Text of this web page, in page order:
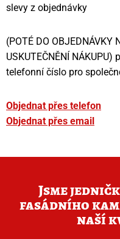
slevy z objednávky
(POTÉ DO OBJEDNÁVKY
USKUTEČNĚNÍ
telefonní číslo pro
Objednat přes telefon
Objednat přes email
Jsme
fasádního
naší